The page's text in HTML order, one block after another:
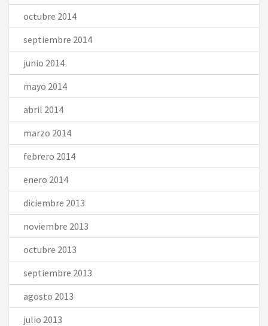
octubre 2014
septiembre 2014
junio 2014
mayo 2014
abril 2014
marzo 2014
febrero 2014
enero 2014
diciembre 2013
noviembre 2013
octubre 2013
septiembre 2013
agosto 2013
julio 2013